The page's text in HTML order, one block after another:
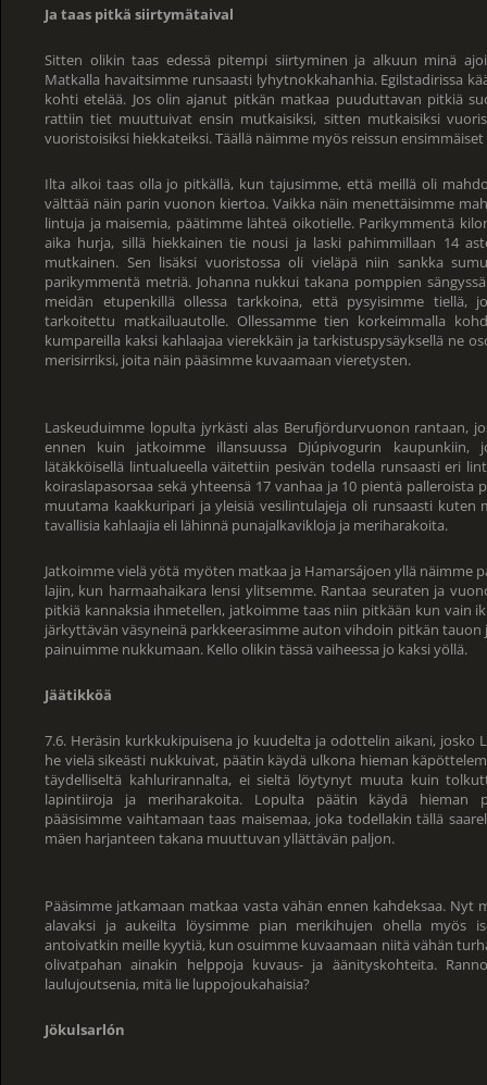
Ja taas pitkä siirtymätaival
Sitten olikin taas edessä pitempi siirtyminen ja alkuun minä
Matkalla havaitsimme runsaasti lyhytnokkahanhia. Egilstadirissa
kohti etelää. Jos olin ajanut pitkän matkaa puuduttavan pitkiä
rattiin tiet muuttuivat ensin mutkaisiksi, sitten mutkaisiksi
vuoristoisiksi hiekkateiksi. Täällä näimme myös reissun
Ilta alkoi taas olla jo pitkällä, kun tajusimme, että meillä oli
välttää näin parin vuonon kiertoa. Vaikka näin menettäisimme
lintuja ja maisemia, päätimme lähteä oikotielle. Parikymmentä
aika hurja, sillä hiekkainen tie nousi ja laski pahimmillaan 14
mutkainen. Sen lisäksi vuoristossa oli vieläpä niin sankka
parikymmentä metriä. Johanna nukkui takana pomppien
meidän etupenkillä ollessa tarkkoina, että pysyisimme tiellä,
tarkoitettu matkailuautolle. Ollessamme tien korkeimmalla
kumpareilla kaksi kahlaajaa vierekkäin ja tarkistuspysäyksellä ne
merisirriksi, joita näin pääsimme kuvaamaan vieretysten.
Laskeuduimme lopulta jyrkästi alas Berufjördurvuonon rantaan,
ennen kuin jatkoimme illansuussa Djúpivogurin kaupunkiin,
lätäkköisellä lintualueella väitettiin pesivän todella runsaasti eri
koiraslapasorsaa sekä yhteensä 17 vanhaa ja 10 pientä palleroista
muutama kaakkuripari ja yleisiä vesilintulajeja oli runsaasti kuten
tavallisia kahlaajia eli lähinnä punajalkavikloja ja meriharakoita.
Jatkoimme vielä yötä myöten matkaa ja Hamarsájoen yllä näimme
lajin, kun harmaahaikara lensi ylitsemme. Rantaa seuraten ja
pitkiä kannaksia ihmetellen, jatkoimme taas niin pitkään kun vain
järkyttävän väsyneinä parkkeerasimme auton vihdoin pitkän tauon
painuimme nukkumaan. Kello olikin tässä vaiheessa jo kaksi yöllä.
Jäätikköä
7.6. Heräsin kurkkukipuisena jo kuudelta ja odottelin aikani, josko
he vielä sikeästi nukkuivat, päätin käydä ulkona hieman
täydelliseltä kahlurirannalta, ei sieltä löytynyt muuta kuin
lapintiiroja ja meriharakoita. Lopulta päätin käydä hieman
pääsisimme vaihtamaan taas maisemaa, joka todellakin tällä
mäen harjanteen takana muuttuvan yllättävän paljon.
Pääsimme jatkamaan matkaa vasta vähän ennen kahdeksaa.
alavaksi ja aukeilta löysimme pian merikihujen ohella myös
antoivatkin meille kyytiä, kun osuimme kuvaamaan niitä vähän
olivatpahan ainakin helppoja kuvaus- ja äänityskohteita.
laulujoutsenia, mitä lie luppojoukahaisia?
Jökulsarlón